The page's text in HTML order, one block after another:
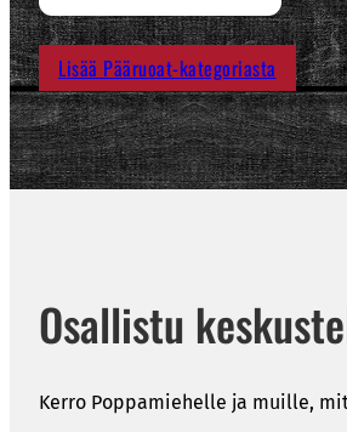
Lisää Pääruoat-kategoriasta
Osallistu
Kerro Poppamiehelle ja muille,